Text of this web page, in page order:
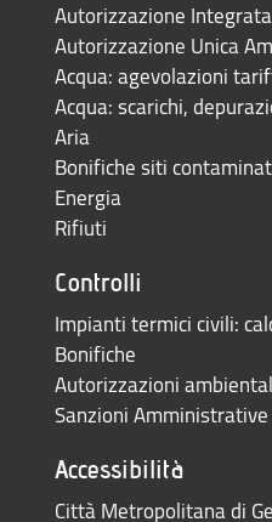
Autorizzazione
Autorizzazione Unica
Acqua: agevolazioni
Acqua: scarichi,
Aria
Bonifiche siti
Energia
Rifiuti
Controlli
Impianti termici civili:
Bonifiche
Autorizzazioni
Sanzioni Amministrative
Accessibilità
Città Metropolitana di